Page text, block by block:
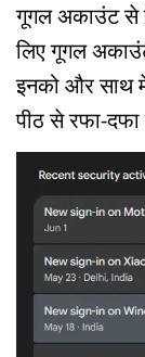
गूगल अकाउंट से
लिए गूगल
इनको और साथ
पीठ से रफा-दफा